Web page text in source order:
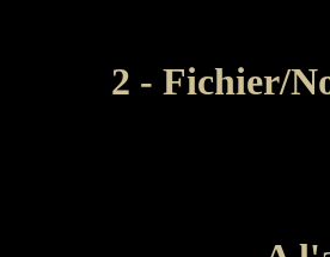
2 - Fichier/